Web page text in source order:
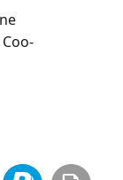
Coo­